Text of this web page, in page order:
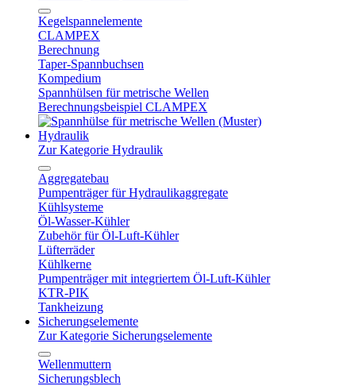
Kegelspannelemente
CLAMPEX
Berechnung
Taper-Spannbuchsen
Kompedium
Spannhülsen für metrische Wellen
Berechnungsbeispiel CLAMPEX
Hydraulik
Zur Kategorie Hydraulik
Aggregatebau
Pumpenträger für Hydraulikaggregate
Kühlsysteme
Öl-Wasser-Kühler
Zubehör für Öl-Luft-Kühler
Lüfterräder
Kühlkerne
Pumpenträger mit integriertem Öl-Luft-Kühler
KTR-PIK
Tankheizung
Sicherungselemente
Zur Kategorie Sicherungselemente
Wellenmuttern
Sicherungsblech